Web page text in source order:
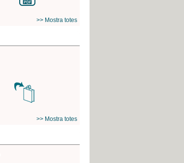
>> Mostra totes
>> Mostra totes